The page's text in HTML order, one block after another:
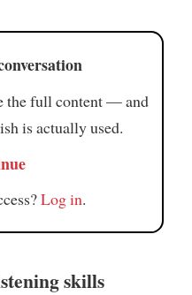
the full content — and
is actually used.
Log in.
skills